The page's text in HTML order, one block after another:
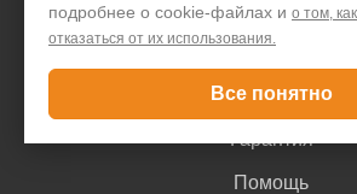
подробнее о cookie-файлах и о том,
отказаться от их использования.
Все понятно
Доставка и оплата
Гарантия
Помощь